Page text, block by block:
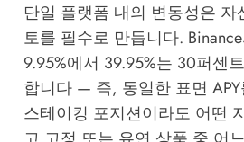
단일 플랫폼 내의 변동성은 자
토를 필수로 만듭니다.
9.95%에서 39.95%는 30퍼센
합니다 — 즉, 동일한 표면
스테이킹 포지션이라도 어떤